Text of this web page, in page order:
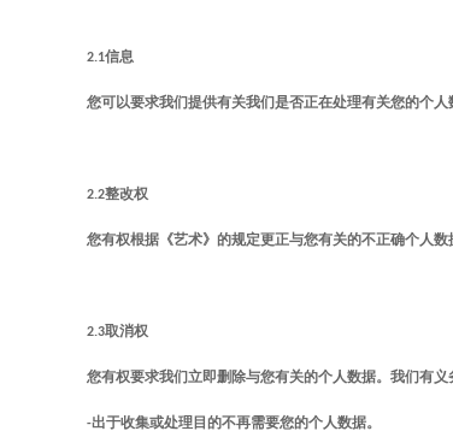
2.1信息
您可以要求我们提供有关我们是否正在处理有关您的个
2.2整改权
您有权根据《艺术》的规定更正与您有关的不正确个人数
2.3取消权
您有权要求我们立即删除与您有关的个人数据。我们有
-出于收集或处理目的不再需要您的个人数据。